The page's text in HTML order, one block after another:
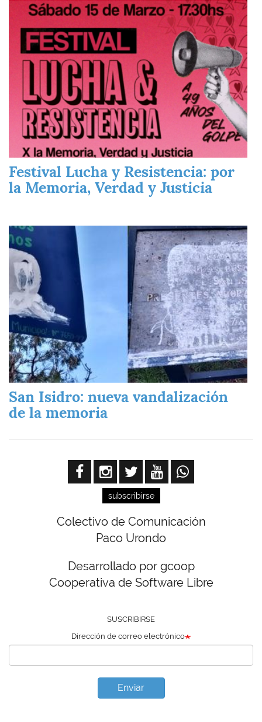
Imagen
Festival Lucha y Resistencia: por
la Memoria, Verdad y Justicia
Imagen
San Isidro: nueva vandalización
de la memoria
subscribirse
Colectivo de Comunicación
Paco Urondo
Desarrollado por gcoop
Cooperativa de Software Libre
SUSCRIBIRSE
Dirección de correo electrónico
Enviar